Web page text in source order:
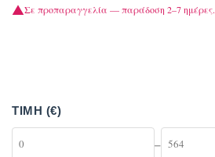
Σε προπαραγγελία — παράδοση 2–7 ημέρες.
ΤΙΜΉ (€)
–